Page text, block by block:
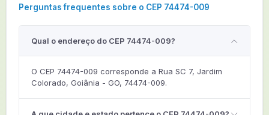
Perguntas frequentes sobre o CEP 74474-009
Qual o endereço do CEP 74474-009?
O CEP 74474-009 corresponde a Rua SC 7, Jardim
Colorado, Goiânia - GO, 74474-009.